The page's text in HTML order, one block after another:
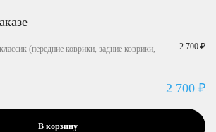
(передние коврики, задние коврики,
2 700 ₽
2 700 ₽
В корзину